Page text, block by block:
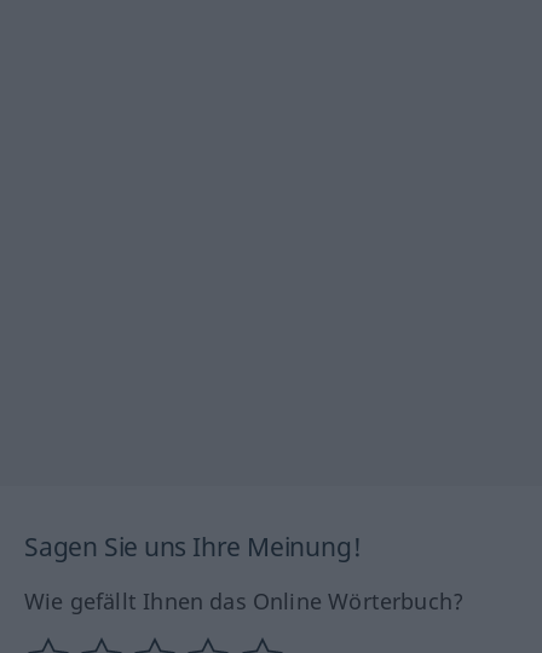
Sagen Sie uns Ihre Meinung!
Wie gefällt Ihnen das Online Wörterbuch?